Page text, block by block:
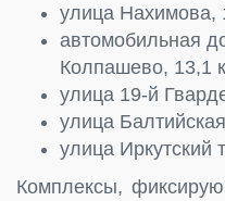
улица Нахимова,
автомобильная
Колпашево, 13,1
улица 19-й
улица
улица Иркутский
Комплексы,